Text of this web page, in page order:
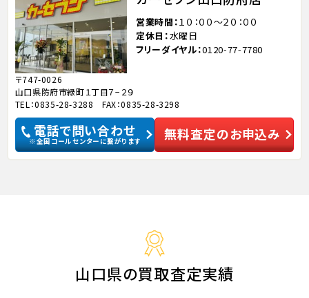
営業時間 １０：００～２０：００
定休日 水曜日
フリーダイヤル 0120-77-7780
〒747-0026
山口県防府市緑町１丁目７−２９
TEL：0835-28-3288 FAX：0835-28-3298
電話で問い合わせ
※全国コールセンターに繋がります 無料査定のお申込み
山口県の買取査定実績